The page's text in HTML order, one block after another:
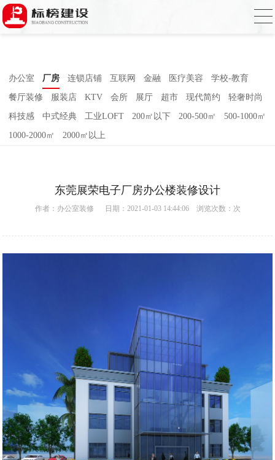
小黄片大全下载,小黄片应用下载,小黄片短
视频,下载小黄片免费
办公室 厂房 连锁店铺 互联网 金融 医疗美容 学校-教育
餐厅装修 服装店 KTV 会所 展厅 超市 现代简约 轻奢时尚
科技感 中式经典 工业LOFT 200㎡以下 200-500㎡ 500-1000㎡
1000-2000㎡ 2000㎡以上
东莞展荣电子厂房办公楼装修设计
作者： 办公室装修 日期：2021-01-03 14:44:06 浏览次数： 次